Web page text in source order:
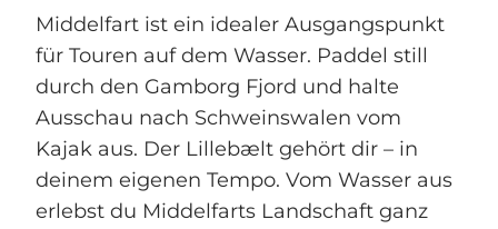
Middelfart ist ein idealer Ausgangspunkt
für Touren auf dem Wasser. Paddel still
durch den Gamborg Fjord und halte
Ausschau nach Schweinswalen vom
Kajak aus. Der Lillebælt gehört dir – in
deinem eigenen Tempo. Vom Wasser aus
erlebst du Middelfarts Landschaft ganz